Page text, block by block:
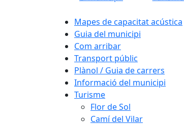
Mapes de capacitat acústica
Guia del municipi
Com arribar
Transport públic
Plànol / Guia de carrers
Informació del municipi
Turisme
Flor de Sol
Camí del Vilar